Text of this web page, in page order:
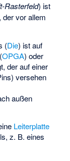
Rasterfeld) ist
, der vor allem
(Die) ist auf
OPGA) oder
der auf einer
versehen
außen
Leiterplatte
, z. B. eines